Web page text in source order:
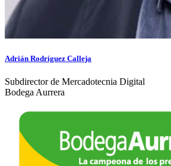
Adrián Rodríguez Calleja
Subdirector de Mercadotecnia Digital
Bodega Aurrera